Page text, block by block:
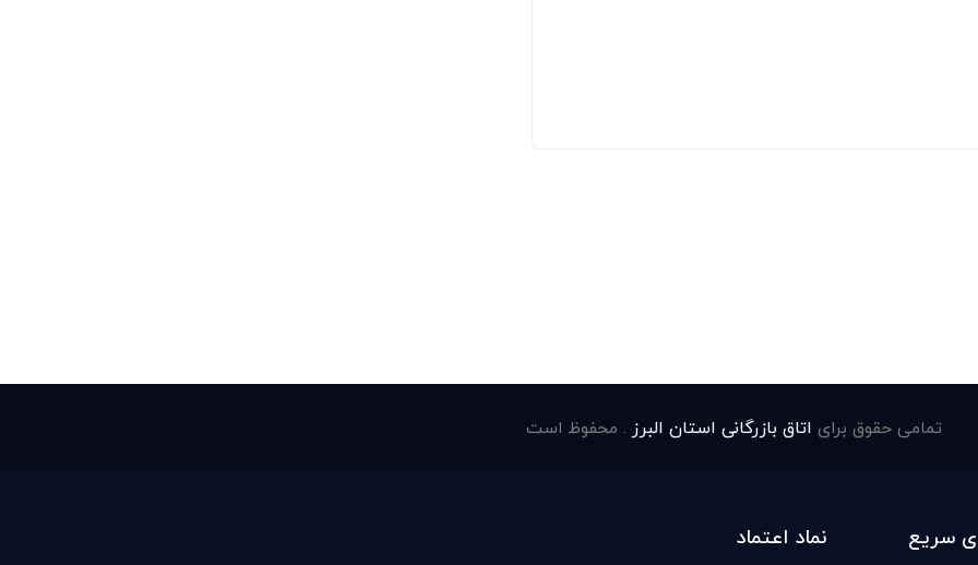
تمامی حقوق برای اتاق بازرگانی استان البرز . محفوظ است
سریع نماد اعتماد